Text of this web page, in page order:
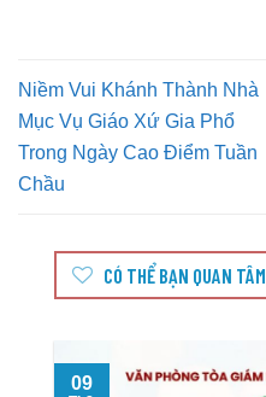
Niềm Vui Khánh Thành Nhà
Mục Vụ Giáo Xứ Gia Phổ
Trong Ngày Cao Điểm Tuần
Chầu
CÓ THỂ BẠN QUAN TÂM
09